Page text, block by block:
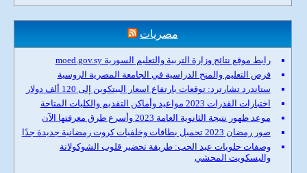
مصريات
رابط موقع نتائج وزارة التربية والتعليم السورية moed.gov.sy
فرص التعليم والمنح الدراسية في الجامعة المصرية الروسية
ستاندرد تشارترد: توقعات بارتفاع اسعار البيتكوين إلى 120 ألف دولار
اختبارات القدرات 2023 مواعيد وأماكن التقديم والكليات المتاحة
موعد ظهور نتيجة الثانوية العامة 2023 وأسرع طرق معرفتها الآن
صور رمضان 2023 تحميل بطاقات وخلفيات كروت رمضانية جديدة جدًا
وصفات حلويات عيد الحب: طريقة تحضير قلوب الشوكولاتة
والبسكويت المحشي